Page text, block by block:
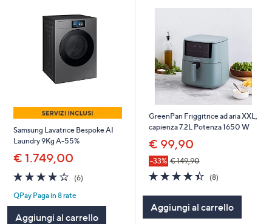
Samsung Lavatrice Bespoke AI
Laundry 9Kg A-55%
€ 1.749,00
4.2
of
5
Stars
(6)
QPay Paga in 8 rate
Aggiungi al carrello
GreenPan Friggitrice ad aria XXL,
capienza 7.2L Potenza 1650 W
€ 99,90
-33% € 149,90
4.4
of
5
Stars
(8)8
Aggiungi al carrello